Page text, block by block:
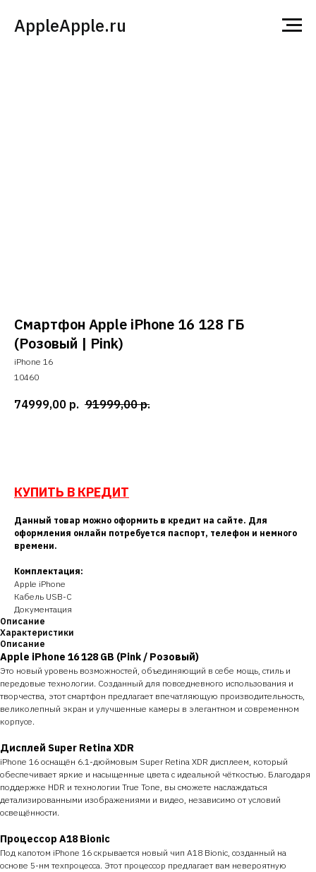
AppleApple.ru
Смартфон Apple iPhone 16 128 ГБ
(Розовый | Pink)
iPhone 16
10460
74999,00 р. 91999,00 р.
КУПИТЬ В КРЕДИТ
Данный товар можно оформить в кредит на сайте. Для
оформления онлайн потребуется паспорт, телефон и немного
времени.
Комплектация:
Apple iPhone
Кабель USB-C
Документация
Описание
Характеристики
Описание
Apple iPhone 16 128 GB (Pink / Розовый)
Это новый уровень возможностей, объединяющий в себе мощь, стиль и
передовые технологии. Созданный для повседневного использования и
творчества, этот смартфон предлагает впечатляющую производительность,
великолепный экран и улучшенные камеры в элегантном и современном
корпусе.
Дисплей Super Retina XDR
iPhone 16 оснащён 6.1-дюймовым Super Retina XDR дисплеем, который
обеспечивает яркие и насыщенные цвета с идеальной чёткостью. Благодаря
поддержке HDR и технологии True Tone, вы сможете наслаждаться
детализированными изображениями и видео, независимо от условий
освещённости.
Процессор A18 Bionic
Под капотом iPhone 16 скрывается новый чип A18 Bionic, созданный на
основе 5-нм техпроцесса. Этот процессор предлагает вам невероятную